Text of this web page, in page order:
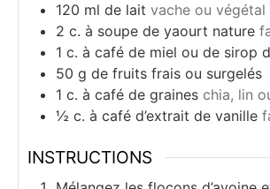
120 ml de lait vache ou végétal
2 c. à soupe de yaourt nature
1 c. à café de miel ou de sirop
50 g de fruits frais ou surgelés
1 c. à café de graines chia, lin
½ c. à café d’extrait de vanille
INSTRUCTIONS